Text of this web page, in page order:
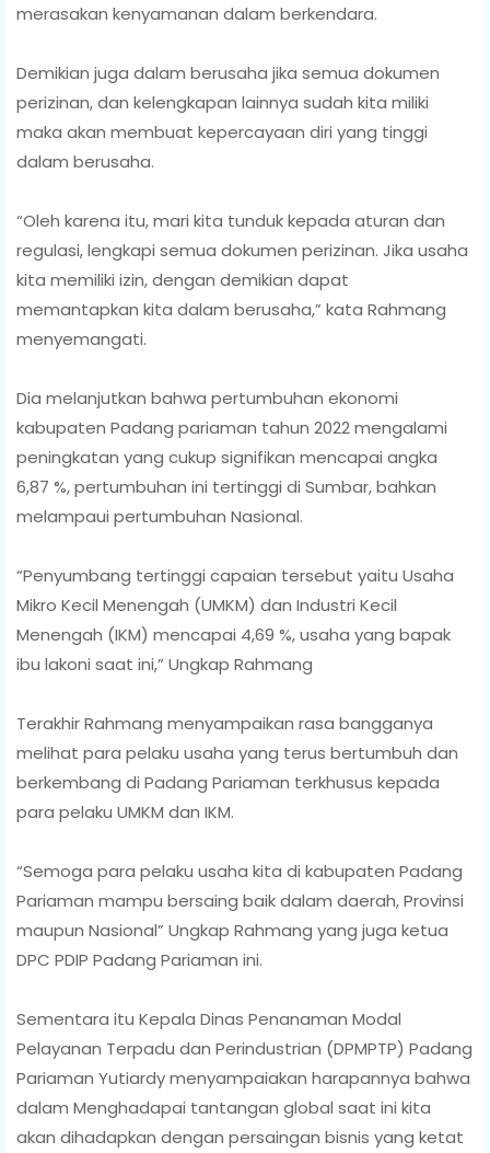
merasakan kenyamanan dalam berkendara.
Demikian juga dalam berusaha jika semua dokumen
perizinan, dan kelengkapan lainnya sudah kita miliki
maka akan membuat kepercayaan diri yang tinggi
dalam berusaha.
“Oleh karena itu, mari kita tunduk kepada aturan dan
regulasi, lengkapi semua dokumen perizinan. Jika usaha
kita memiliki izin, dengan demikian dapat
memantapkan kita dalam berusaha,” kata Rahmang
menyemangati.
Dia melanjutkan bahwa pertumbuhan ekonomi
kabupaten Padang pariaman tahun 2022 mengalami
peningkatan yang cukup signifikan mencapai angka
6,87 %, pertumbuhan ini tertinggi di Sumbar, bahkan
melampaui pertumbuhan Nasional.
“Penyumbang tertinggi capaian tersebut yaitu Usaha
Mikro Kecil Menengah (UMKM) dan Industri Kecil
Menengah (IKM) mencapai 4,69 %, usaha yang bapak
ibu lakoni saat ini,” Ungkap Rahmang
Terakhir Rahmang menyampaikan rasa bangganya
melihat para pelaku usaha yang terus bertumbuh dan
berkembang di Padang Pariaman terkhusus kepada
para pelaku UMKM dan IKM.
“Semoga para pelaku usaha kita di kabupaten Padang
Pariaman mampu bersaing baik dalam daerah, Provinsi
maupun Nasional” Ungkap Rahmang yang juga ketua
DPC PDIP Padang Pariaman ini.
Sementara itu Kepala Dinas Penanaman Modal
Pelayanan Terpadu dan Perindustrian (DPMPTP) Padang
Pariaman Yutiardy menyampaiakan harapannya bahwa
dalam Menghadapai tantangan global saat ini kita
akan dihadapkan dengan persaingan bisnis yang ketat